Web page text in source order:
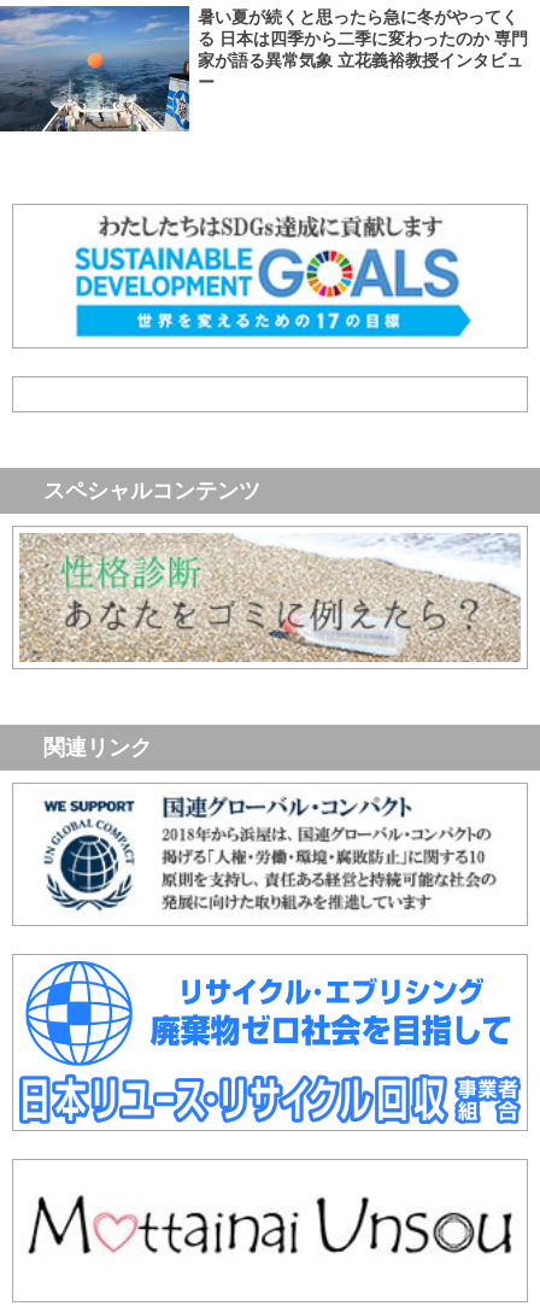
暑い夏が続くと思ったら急に冬がやってく
る 日本は四季から二季に変わったのか 専門
家が語る異常気象 立花義裕教授インタビュ
ー
スペシャルコンテンツ
関連リンク